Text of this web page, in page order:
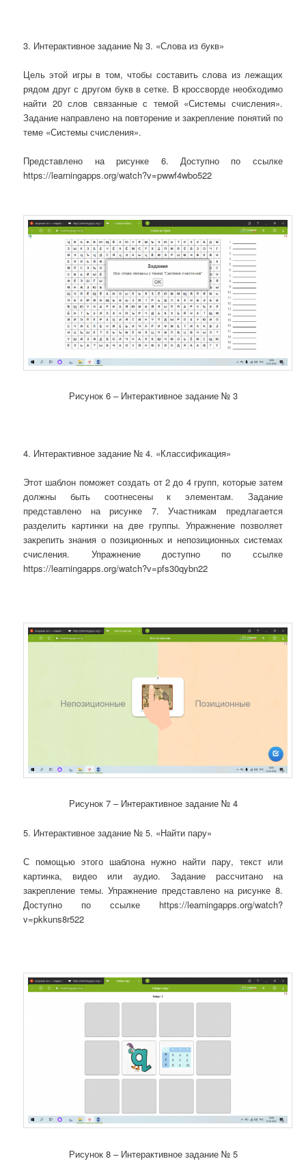
3. Интерактивное задание № 3. «Слова из букв»
Цель этой игры в том, чтобы составить слова из лежащих
рядом друг с другом букв в сетке. В кроссворде необходимо
найти 20 слов связанные с темой «Системы счисления».
Задание направлено на повторение и закрепление понятий по
теме «Системы счисления».
Представлено на рисунке 6. Доступно по ссылке
https://learningapps.org/watch?v=pwwf4wbo522
Рисунок 6 – Интерактивное задание № 3
4. Интерактивное задание № 4. «Классификация»
Этот шаблон поможет создать от 2 до 4 групп, которые затем
должны быть соотнесены к элементам. Задание
представлено на рисунке 7. Участникам предлагается
разделить картинки на две группы. Упражнение позволяет
закрепить знания о позиционных и непозиционных системах
счисления. Упражнение доступно по ссылке
https://learningapps.org/watch?v=pfs30qybn22
Рисунок 7 – Интерактивное задание № 4
5. Интерактивное задание № 5. «Найти пару»
С помощью этого шаблона нужно найти пару, текст или
картинка, видео или аудио. Задание рассчитано на
закрепление темы. Упражнение представлено на рисунке 8.
Доступно по ссылке https://learningapps.org/watch?
v=pkkuns8r522
Рисунок 8 – Интерактивное задание № 5